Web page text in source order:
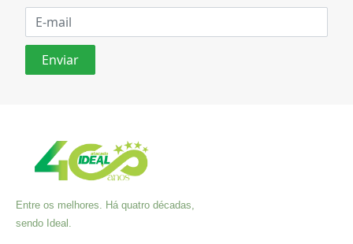
Entre os melhores. Há quatro décadas,
sendo Ideal.